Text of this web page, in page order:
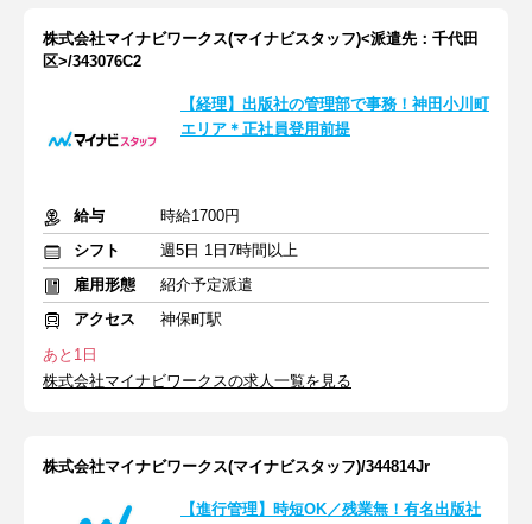
株式会社マイナビワークス(マイナビスタッフ)<派遣先：千代田
区>/343076C2
【経理】出版社の管理部で事務！神田小川町
エリア＊正社員登用前提
給与
時給1700円
シフト
週5日 1日7時間以上
雇用形態
紹介予定派遣
アクセス
神保町駅
あと1日
株式会社マイナビワークスの求人一覧を見る
株式会社マイナビワークス(マイナビスタッフ)/344814Jr
【進行管理】時短OK／残業無！有名出版社